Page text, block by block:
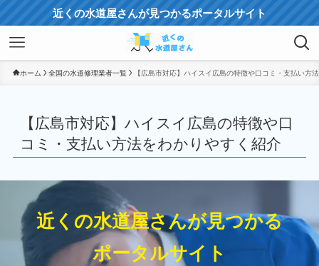
近くの水道屋さんが見つかるポータルサイト
ホーム 全国の水道修理業者一覧 【広島市対応】ハイスイ広島の特徴や口コミ・支払い方
【広島市対応】ハイスイ広島の特徴や口
コミ・支払い方法をわかりやすく紹介
近くの水道屋さんが見つかる
ポータルサイト